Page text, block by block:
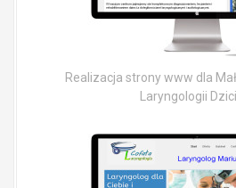
Realizacja strony www dla
Laryngologii